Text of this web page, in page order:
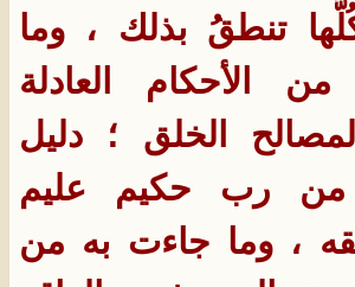
تنطقُ بذلك ، وما
الأحكام العادلة
لمصالح الخلق ؛ دليل
من رب حكيم عليم
، وما جاءت به من